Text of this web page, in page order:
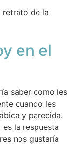
retrato de la
en el
saber como les
cuando les
y parecida.
es la respuesta
nos gustaría